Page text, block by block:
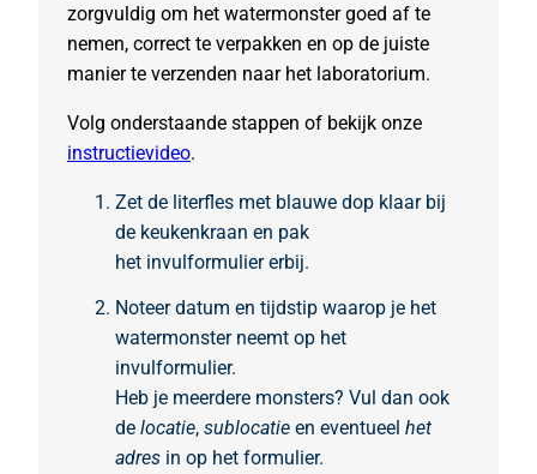
zorgvuldig om het watermonster goed af te
nemen, correct te verpakken en op de juiste
manier te verzenden naar het laboratorium.
Volg onderstaande stappen of bekijk onze
instructievideo.
Zet de literfles met blauwe dop klaar bij
de keukenkraan en pak
het invulformulier erbij.
Noteer datum en tijdstip waarop je het
watermonster neemt op het
invulformulier.
Heb je meerdere monsters? Vul dan ook
de locatie, sublocatie en eventueel het
adres in op het formulier.